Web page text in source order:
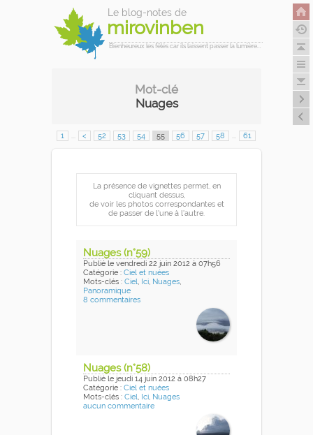
Le blog-notes de
mirovinben
Bienheureux les fêlés car ils laissent passer la lumière...
Mot-clé
Nuages
1 ... < 52 53 54 55 56 57 58 ... 61
La présence de vignettes permet, en
cliquant dessus,
de voir les photos correspondantes et
de passer de l'une à l'autre.
Nuages (n°59)
Publié le vendredi 22 juin 2012 à 07h56
Catégorie : Ciel et nuées
Mots-clés : Ciel, Ici, Nuages,
Panoramique
8 commentaires
Nuages (n°58)
Publié le jeudi 14 juin 2012 à 08h27
Catégorie : Ciel et nuées
Mots-clés : Ciel, Ici, Nuages
aucun commentaire